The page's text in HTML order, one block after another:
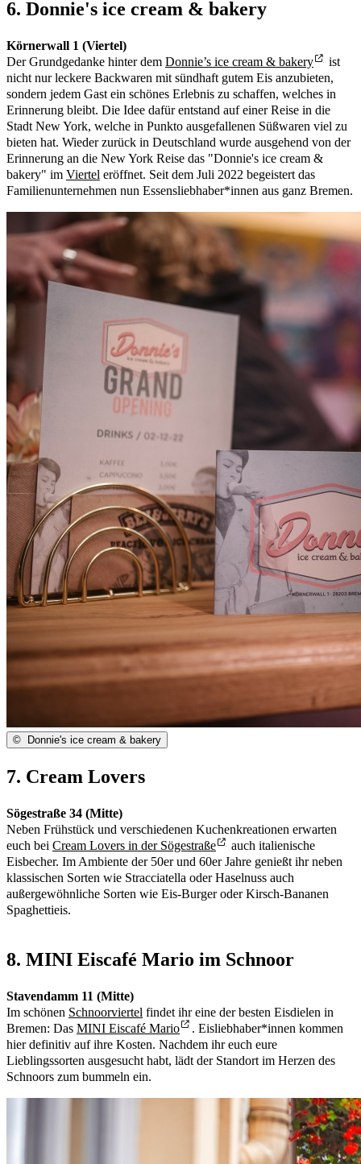
6. Donnie's ice cream & bakery
Körnerwall 1 (Viertel)
Der Grundgedanke hinter dem Donnie’s ice cream & bakery
ist
nicht nur leckere Backwaren mit sündhaft gutem Eis anzubieten,
sondern jedem Gast ein schönes Erlebnis zu schaffen, welches in
Erinnerung bleibt. Die Idee dafür entstand auf einer Reise in die
Stadt New York, welche in Punkto ausgefallenen Süßwaren viel zu
bieten hat. Wieder zurück in Deutschland wurde ausgehend von der
Erinnerung an die New York Reise das "Donnie's ice cream &
bakery" im Viertel eröffnet. Seit dem Juli 2022 begeistert das
Familienunternehmen nun Essensliebhaber*innen aus ganz Bremen.
© Donnie's ice cream & bakery
7. Cream Lovers
Sögestraße 34 (Mitte)
Neben Frühstück und verschiedenen Kuchenkreationen erwarten
euch bei Cream Lovers in der Sögestraße
auch italienische
Eisbecher. Im Ambiente der 50er und 60er Jahre genießt ihr neben
klassischen Sorten wie Stracciatella oder Haselnuss auch
außergewöhnliche Sorten wie Eis-Burger oder Kirsch-Bananen
Spaghettieis.
8. MINI Eiscafé Mario im Schnoor
Stavendamm 11 (Mitte)
Im schönen Schnoorviertel findet ihr eine der besten Eisdielen in
Bremen: Das MINI Eiscafé Mario
. Eisliebhaber*innen kommen
hier definitiv auf ihre Kosten. Nachdem ihr euch eure
Lieblingssorten ausgesucht habt, lädt der Standort im Herzen des
Schnoors zum bummeln ein.